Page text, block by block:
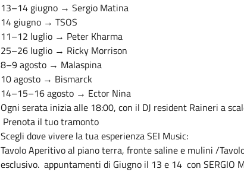
13–14 giugno → Sergio Matina
14 giugno → TSOS
11–12 luglio → Peter Kharma
25–26 luglio → Ricky Morrison
8–9 agosto → Malaspina
10 agosto → Bismarck
14–15–16 agosto → Ector Nina
Ogni serata inizia alle 18:00, con il DJ resident Raineri a
Prenota il tuo tramonto
Scegli dove vivere la tua esperienza SEI Music:
Tavolo Aperitivo al piano terra, fronte saline e mulini /
esclusivo. appuntamenti di Giugno il 13 e 14 con SERGIO